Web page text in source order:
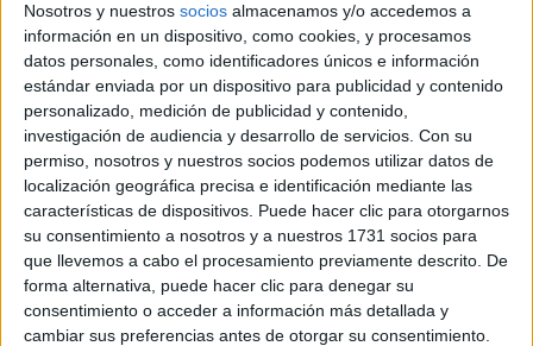
Nosotros y nuestros socios almacenamos y/o accedemos a
información en un dispositivo, como cookies, y procesamos
datos personales, como identificadores únicos e información
estándar enviada por un dispositivo para publicidad y contenido
personalizado, medición de publicidad y contenido,
investigación de audiencia y desarrollo de servicios. Con su
permiso, nosotros y nuestros socios podemos utilizar datos de
localización geográfica precisa e identificación mediante las
características de dispositivos. Puede hacer clic para otorgarnos
su consentimiento a nosotros y a nuestros 1731 socios para
que llevemos a cabo el procesamiento previamente descrito. De
forma alternativa, puede hacer clic para denegar su
consentimiento o acceder a información más detallada y
cambiar sus preferencias antes de otorgar su consentimiento.
Comunidad:
Madrid
Año del examen:
2013
Mes de examen:
Junio
Asignatura:
Técnicas de Expresión Gráfico Plástica
Fichero Examen:
examen-selectividad-tecnicas-expresion-grafico-plastica-
madrid-2013-junio.pdf